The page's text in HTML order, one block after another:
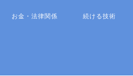
お金・法律関係 続ける技術